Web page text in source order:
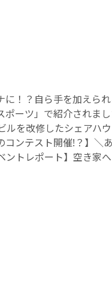
に！？自ら手を加えら
ポーツ」で紹介されまし
ルを改修したシェアハ
コンテスト開催!？】
ントレポート】空き家